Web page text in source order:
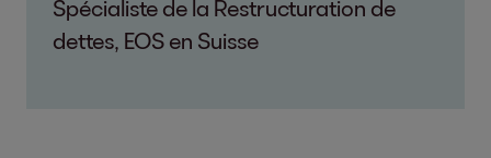
Spécialiste de la Restructuration de
dettes, EOS en Suisse